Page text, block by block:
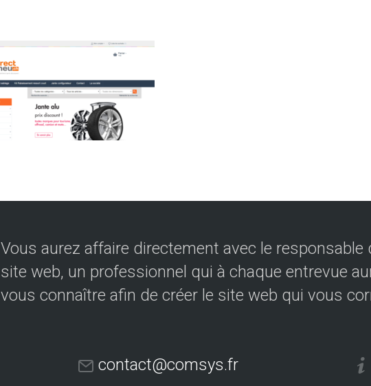
Vous aurez affaire directement avec le responsable
site web, un professionnel qui à chaque entrevue
vous connaître afin de créer le site web qui vous
contact@comsys.fr